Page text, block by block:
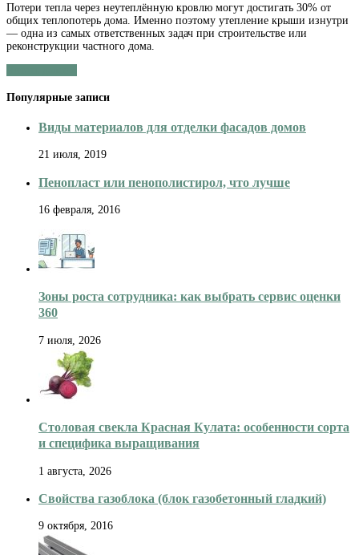
Потери тепла через неутеплённую кровлю могут достигать 30% от
общих теплопотерь дома. Именно поэтому утепление крыши изнутри
— одна из самых ответственных задач при строительстве или
реконструкции частного дома.
Популярные записи
Виды материалов для отделки фасадов домов
21 июля, 2019
Пенопласт или пенополистирол, что лучше
16 февраля, 2016
Зоны роста сотрудника: как выбрать сервис оценки
360
7 июля, 2026
Столовая свекла Красная Кулата: особенности сорта
и специфика выращивания
1 августа, 2026
Свойства газоблока (блок газобетонный гладкий)
9 октября, 2016